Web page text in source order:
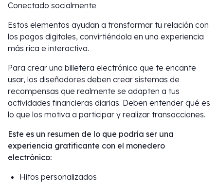
Conectado socialmente
Estos elementos ayudan a transformar tu relación con
los pagos digitales, convirtiéndola en una experiencia
más rica e interactiva.
Para crear una billetera electrónica que te encante
usar, los diseñadores deben crear sistemas de
recompensas que realmente se adapten a tus
actividades financieras diarias. Deben entender qué es
lo que los motiva a participar y realizar transacciones.
Este es un resumen de lo que podría ser una
experiencia gratificante con el monedero
electrónico:
Hitos personalizados